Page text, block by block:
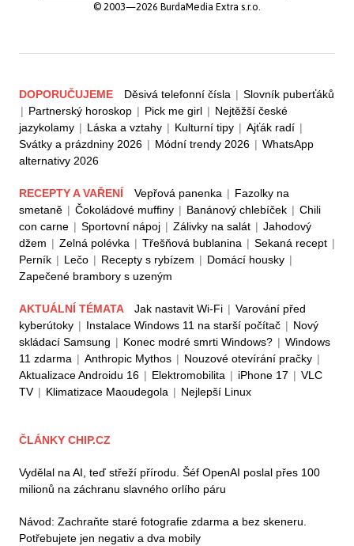
© 2003—2026 BurdaMedia Extra s.r.o.
DOPORUČUJEME Děsivá telefonní čísla | Slovník puberťáků
| Partnerský horoskop | Pick me girl | Nejtěžší české
jazykolamy | Láska a vztahy | Kulturní tipy | Ajťák radí |
Svátky a prázdniny 2026 | Módní trendy 2026 | WhatsApp
alternativy 2026
RECEPTY A VAŘENÍ Vepřová panenka | Fazolky na
smetaně | Čokoládové muffiny | Banánový chlebíček | Chili
con carne | Sportovní nápoj | Zálivky na salát | Jahodový
džem | Zelná polévka | Třešňová bublanina | Sekaná recept |
Perník | Lečo | Recepty s rybízem | Domácí housky |
Zapečené brambory s uzeným
AKTUÁLNÍ TÉMATA Jak nastavit Wi-Fi | Varování před
kyberútoky | Instalace Windows 11 na starší počítač | Nový
skládací Samsung | Konec modré smrti Windows? | Windows
11 zdarma | Anthropic Mythos | Nouzové otevírání pračky |
Aktualizace Androidu 16 | Elektromobilita | iPhone 17 | VLC
TV | Klimatizace Maoudegola | Nejlepší Linux
ČLÁNKY CHIP.CZ
Vydělal na AI, teď střeží přírodu. Šéf OpenAI poslal přes 100
milionů na záchranu slavného orlího páru
Návod: Zachraňte staré fotografie zdarma a bez skeneru.
Potřebujete jen negativ a dva mobily